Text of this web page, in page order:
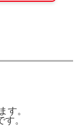
す。
す。